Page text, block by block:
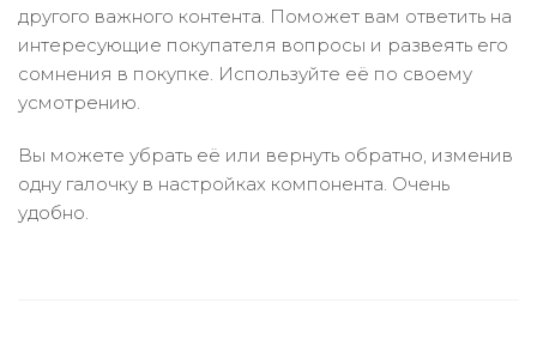
другого важного контента. Поможет вам ответить на
интересующие покупателя вопросы и развеять его
сомнения в покупке. Используйте её по своему
усмотрению.
Вы можете убрать её или вернуть обратно, изменив
одну галочку в настройках компонента. Очень
удобно.